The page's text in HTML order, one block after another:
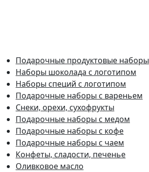
Подарочные продуктовые наборы
Наборы шоколада с логотипом
Наборы специй с логотипом
Подарочные наборы с вареньем
Снеки, орехи, сухофрукты
Подарочные наборы с медом
Подарочные наборы с кофе
Подарочные наборы с чаем
Конфеты, сладости, печенье
Оливковое масло